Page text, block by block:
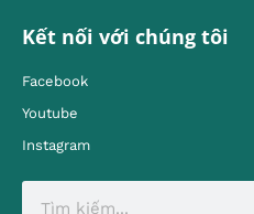
Kết nối với chúng tôi
Facebook
Youtube
Instagram